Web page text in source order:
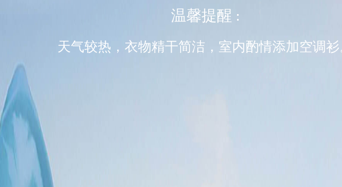
温馨提醒 :
天气较热，衣物精干简洁，室内酌情添加空调